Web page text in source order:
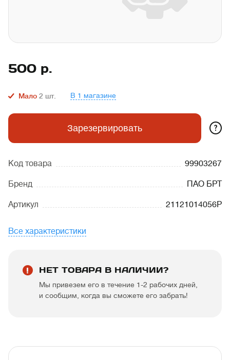
500 р.
Мало 2 шт. В 1 магазине
Зарезервировать ?
Код товара 99903267
Бренд ПАО БРТ
Артикул 21121014056Р
Все характеристики
НЕТ ТОВАРА В НАЛИЧИИ?
Мы привезем его в течение 1-2 рабочих дней,
и сообщим, когда вы сможете его забрать!